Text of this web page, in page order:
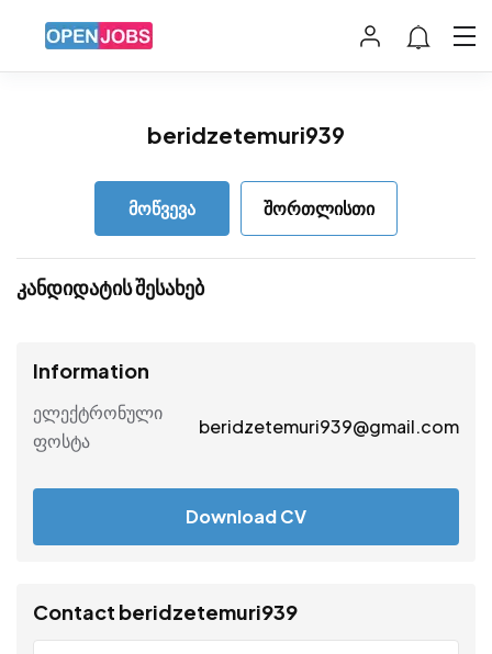
beridzetemuri939
მოწვევა შორთლისთი
კანდიდატის შესახებ
Information
ელექტრონული
ფოსტა
beridzetemuri939@gmail.com
Download CV
Contact beridzetemuri939